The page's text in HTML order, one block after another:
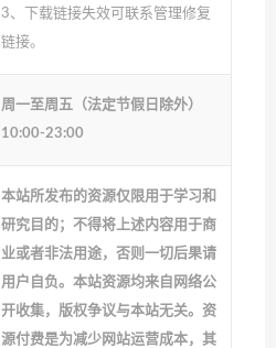
3、下载链接失效可联系管理修复
链接。
周一至周五（法定节假日除外）
10:00-23:00
本站所发布的资源仅限用于学习和
研究目的；不得将上述内容用于商
业或者非法用途，否则一切后果请
用户自负。本站资源均来自网络公
开收集，版权争议与本站无关。资
源付费是为减少网站运营成本，其